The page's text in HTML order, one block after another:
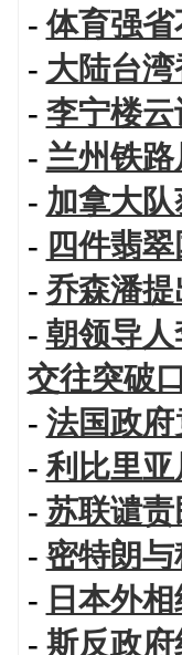
-体育强
- 大陆台
- 李宁楼
- 兰州铁
- 加拿大
- 四件翡
- 乔森潘
- 朝领导
交往突破口
- 法国政
-利比里
- 苏联谴
-密特朗
- 日本外
- 斯反政